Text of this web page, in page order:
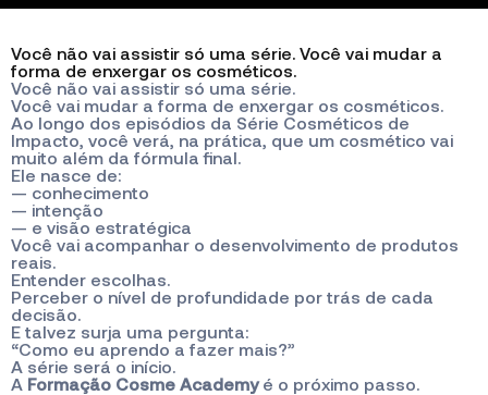
Você não vai assistir só uma série. Você vai mudar a
forma de enxergar os cosméticos.
Você não vai assistir só uma série.
Você vai mudar a forma de enxergar os cosméticos.
Ao longo dos episódios da Série Cosméticos de
Impacto, você verá, na prática, que um cosmético vai
muito além da fórmula final.
Ele nasce de:
— conhecimento
— intenção
— e visão estratégica
Você vai acompanhar o desenvolvimento de produtos
reais.
Entender escolhas.
Perceber o nível de profundidade por trás de cada
decisão.
E talvez surja uma pergunta:
“Como eu aprendo a fazer mais?”
A série será o início.
A Formação Cosme Academyé o próximo passo.